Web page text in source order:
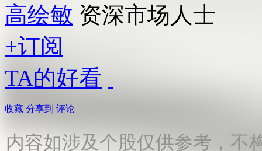
高绘敏 资深市场人士
+订阅
TA的好看
收藏 分享到 评论
内容如涉及个股仅供参考，不